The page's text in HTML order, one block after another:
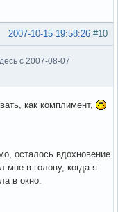
#10
2007-10-15 19:58:26
с 2007-08-07
как комплимент,
осталось вдохновение
в голову, когда я
в окно.